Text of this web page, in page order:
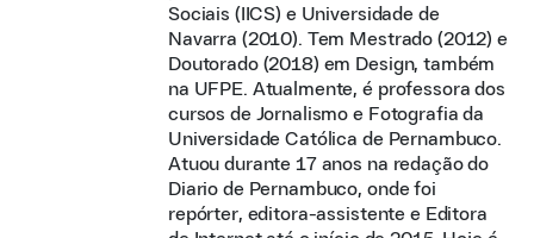
Sociais (IICS) e Universidade de
Navarra (2010). Tem Mestrado (2012) e
Doutorado (2018) em Design, também
na UFPE. Atualmente, é professora dos
cursos de Jornalismo e Fotografia da
Universidade Católica de Pernambuco.
Atuou durante 17 anos na redação do
Diario de Pernambuco, onde foi
repórter, editora-assistente e Editora